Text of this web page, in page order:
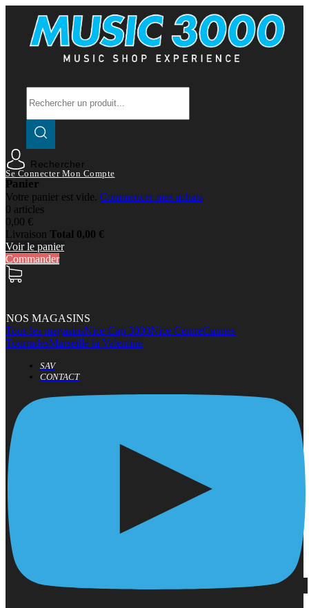
Rechercher
Se Connecter Mon Compte
Panier
Votre panier est vide. Commencer mes achats
0 articles
0,00 €
Livraison Total 0,00 €
Voir le panier
Commander
NOS MAGASINS
Tous les magasinsNice Cap 3000Nice CentreCannes
TourradesMarseille la Valentine
SAV
CONTACT